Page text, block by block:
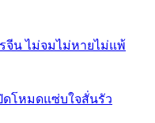
จีน ไม่จมไม่หายไม่แพ้
ดโหมดแซ่บใจสั่นรัว